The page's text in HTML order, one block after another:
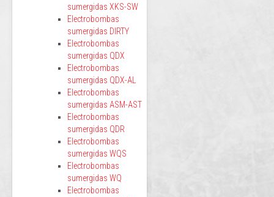
sumergidas XKS-SW
Electrobombas
sumergidas DIRTY
Electrobombas
sumergidas QDX
Electrobombas
sumergidas QDX-AL
Electrobombas
sumergidas ASM-AST
Electrobombas
sumergidas QDR
Electrobombas
sumergidas WQS
Electrobombas
sumergidas WQ
Electrobombas